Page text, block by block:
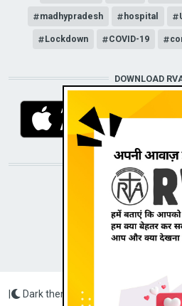
madhypradesh hospital
Lockdown COVID-19
DOWNLOAD
STAY CONNECTED
Dark theme